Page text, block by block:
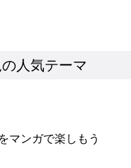
人気テーマ
マンガで楽しもう